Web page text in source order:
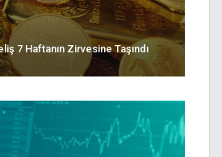
7 Haftanın Zirvesine Taşındı